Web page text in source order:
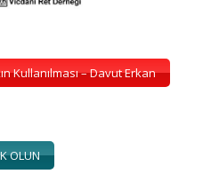
Kullanılması – Davut Erkan
OLUN